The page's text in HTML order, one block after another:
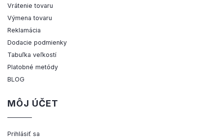
Vrátenie tovaru
Výmena tovaru
Reklamácia
Dodacie podmienky
Tabuľka veľkostí
Platobné metódy
BLOG
MÔJ ÚČET
Prihlásiť sa